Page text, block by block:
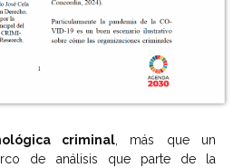
criminal, más que un
de análisis que parte de la